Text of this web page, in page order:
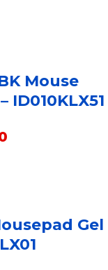
Mouse
ID010KLX51
Gel